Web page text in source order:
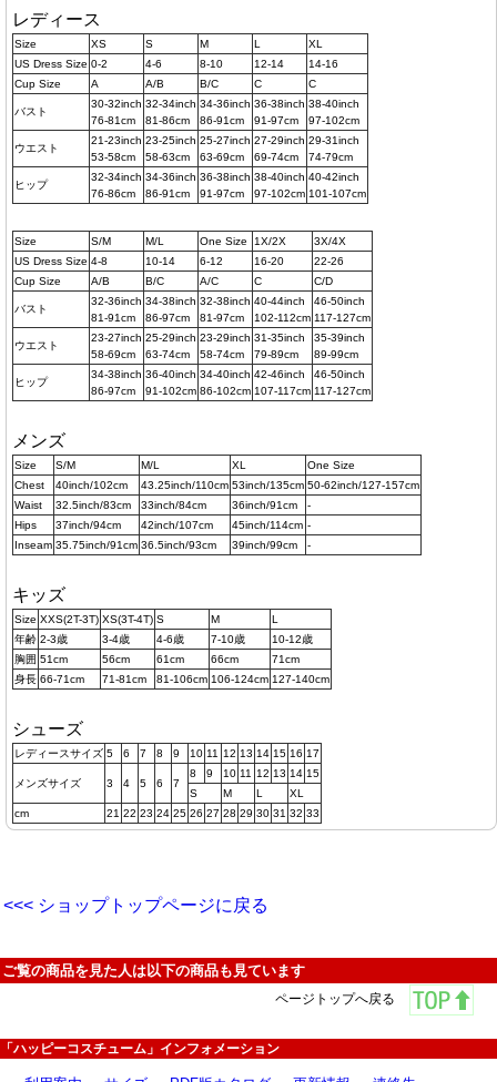
レディース
Size XS S M L
XL
US Dress Size 0-2 4-6 8-10 12-14
14-16
Cup Size
A A/B B/C C C
バスト
30-32inch
76-81cm
32-34inch
81-86cm
34-36inch
86-91cm
36-38inch
91-97cm
38-40inch
97-102cm
ウエスト
21-23inch
53-58cm
23-25inch
58-63cm
25-27inch
63-69cm
27-29inch
69-74cm
29-31inch
74-79cm
ヒップ
32-34inch
76-86cm
34-36inch
86-91cm
36-38inch
91-97cm
38-40inch
97-102cm
40-42inch
101-107cm
Size S/M M/L One Size 1X/2X
3X/4X
US Dress Size 4-8 10-14 6-12 16-20
22-26
Cup Size
A/B B/C A/C C C/D
バスト
32-36inch
81-91cm
34-38inch
86-97cm
32-38inch
81-97cm
40-44inch
102-112cm
46-50inch
117-127cm
ウエスト
23-27inch
58-69cm
25-29inch
63-74cm
23-29inch
58-74cm
31-35inch
79-89cm
35-39inch
89-99cm
ヒップ
34-38inch
86-97cm
36-40inch
91-102cm
34-40inch
86-102cm
42-46inch
107-117cm
46-50inch
117-127cm
メンズ
Size S/M M/L XL
One Size
Chest
40inch/102cm 43.25inch/110cm 53inch/135cm 50-62inch/127-157cm
Waist
32.5inch/83cm 33inch/84cm 36inch/91cm
-
Hips
37inch/94cm 42inch/107cm 45inch/114cm -
Inseam 35.75inch/91cm 36.5inch/93cm 39inch/99cm -
キッズ
Size XXS(2T-3T) XS(3T-4T) S M
L
年齢 2-3歳 3-4歳 4-6歳 7-10歳
10-12歳
胸囲 51cm 56cm 61cm 66cm
71cm
身長 66-71cm 71-81cm 81-106cm 106-124cm 127-140cm
シューズ
レディースサイズ 5 6 7 8 9 10 11 12 13 14 15 16 17
メンズサイズ 3 4 5 6 7
8 9 10 11 12 13 14 15
S
M L
XL
cm
21 22 23 24 25 26 27 28 29 30 31 32 33
<<< ショップトップページに戻る
ご覧の商品を見た人は以下の商品も見ています
ページトップへ戻る
「ハッピーコスチューム」インフォメーション